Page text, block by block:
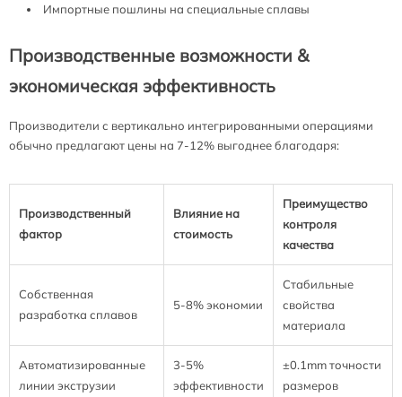
Импортные пошлины на специальные сплавы
Производственные возможности &
экономическая эффективность
Производители с вертикально интегрированными операциями
обычно предлагают цены на 7-12% выгоднее благодаря:
Производственный
фактор
Влияние на
стоимость
Преимущество
контроля
качества
Собственная
разработка сплавов
5-8% экономии
Стабильные
свойства
материала
Автоматизированные
линии экструзии
3-5%
эффективности
±0.1mm точности
размеров